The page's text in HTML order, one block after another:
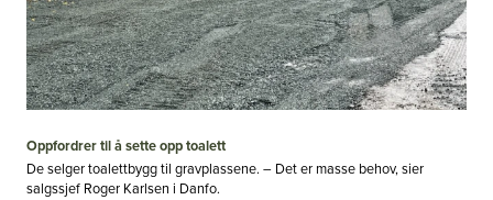
Oppfordrer til å sette opp toalett
De selger toalettbygg til gravplassene. – Det er masse behov, sier
salgssjef Roger Karlsen i Danfo.